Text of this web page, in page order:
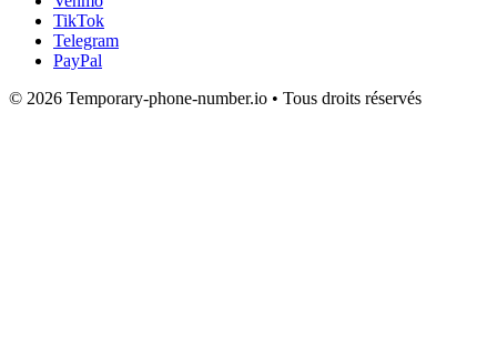
TikTok
Telegram
PayPal
© 2026 Temporary-phone-number.io • Tous droits réservés